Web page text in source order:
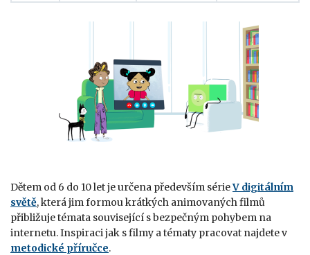
Dětem od 6 do 10 let je určena především sérieV digitálním
světě, která jim formou krátkých animovaných filmů
přibližuje témata související s bezpečným pohybem na
internetu. Inspiraci jak s filmy a tématy pracovat najdete v
metodické příručce.